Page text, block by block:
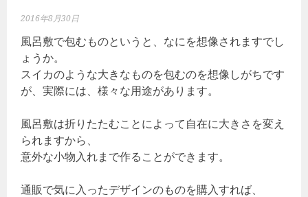
2016年8月30日
風呂敷で包むものというと、なにを想像されますでし
ょうか。
スイカのような大きなものを包むのを想像しがちです
が、実際には、様々な用途があります。
風呂敷は折りたたむことによって自在に大きさを変え
られますから、
意外な小物入れまで作ることができます。
通販で気に入ったデザインのものを購入すれば、